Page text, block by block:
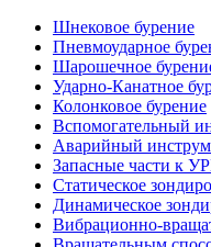
Шнековое бурение
Пневмоударное
Шарошечное
Ударно-Канатное
Колонковое бурение
Вспомогательный
Аварийный
Запасные части к
Статическое
Динамическое
Вибрационно-